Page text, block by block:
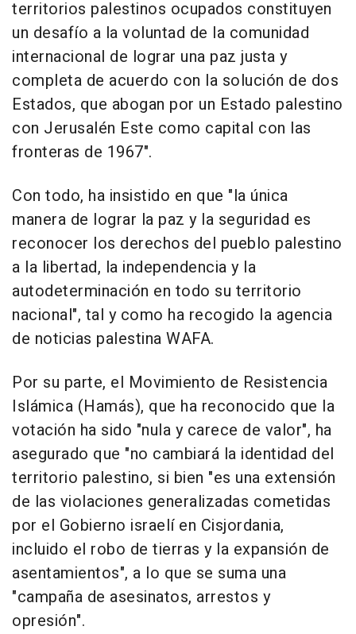
territorios palestinos ocupados constituyen
un desafío a la voluntad de la comunidad
internacional de lograr una paz justa y
completa de acuerdo con la solución de dos
Estados, que abogan por un Estado palestino
con Jerusalén Este como capital con las
fronteras de 1967".
Con todo, ha insistido en que "la única
manera de lograr la paz y la seguridad es
reconocer los derechos del pueblo palestino
a la libertad, la independencia y la
autodeterminación en todo su territorio
nacional", tal y como ha recogido la agencia
de noticias palestina WAFA.
Por su parte, el Movimiento de Resistencia
Islámica (Hamás), que ha reconocido que la
votación ha sido "nula y carece de valor", ha
asegurado que "no cambiará la identidad del
territorio palestino, si bien "es una extensión
de las violaciones generalizadas cometidas
por el Gobierno israelí en Cisjordania,
incluido el robo de tierras y la expansión de
asentamientos", a lo que se suma una
"campaña de asesinatos, arrestos y
opresión".